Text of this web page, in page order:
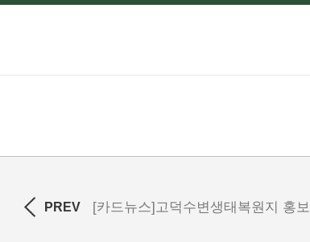
PREV [카드뉴스]고덕수변생태복원지 홍보